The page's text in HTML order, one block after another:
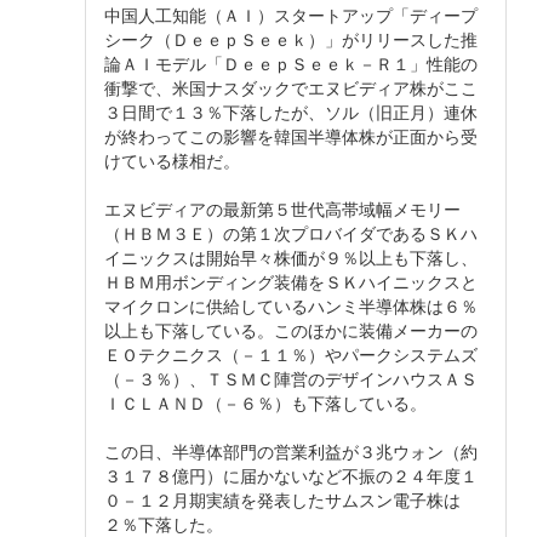
中国人工知能（ＡＩ）スタートアップ「ディープ
シーク（ＤｅｅｐＳｅｅｋ）」がリリースした推
論ＡＩモデル「ＤｅｅｐＳｅｅｋ－Ｒ１」性能の
衝撃で、米国ナスダックでエヌビディア株がここ
３日間で１３％下落したが、ソル（旧正月）連休
が終わってこの影響を韓国半導体株が正面から受
けている様相だ。
エヌビディアの最新第５世代高帯域幅メモリー
（ＨＢＭ３Ｅ）の第１次プロバイダであるＳＫハ
イニックスは開始早々株価が９％以上も下落し、
ＨＢＭ用ボンディング装備をＳＫハイニックスと
マイクロンに供給しているハンミ半導体株は６％
以上も下落している。このほかに装備メーカーの
ＥＯテクニクス（－１１％）やパークシステムズ
（－３％）、ＴＳＭＣ陣営のデザインハウスＡＳ
ＩＣＬＡＮＤ（－６％）も下落している。
この日、半導体部門の営業利益が３兆ウォン（約
３１７８億円）に届かないなど不振の２４年度１
０－１２月期実績を発表したサムスン電子株は
２％下落した。